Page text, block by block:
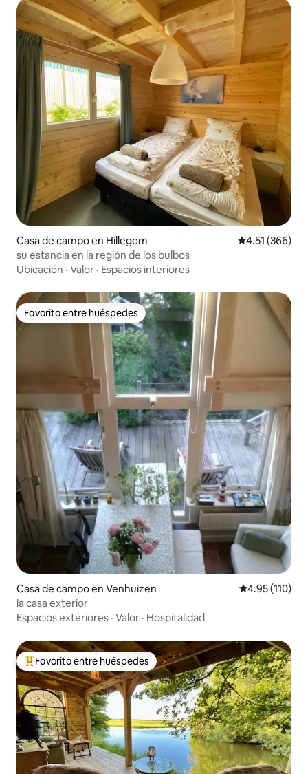
Casa de campo en Hillegom Calificación
4.51 (366)
su estancia en la región de los bulbos
Ubicación · Valor · Espacios interiores
Favorito entre huéspedes
Favorito entre huéspedes
Casa de campo en Venhuizen Calificación
4.95 (110)
la casa exterior
Espacios exteriores · Valor · Hospitalidad
De los mejores en Favorito entre huéspedes
Favorito entre huéspedes